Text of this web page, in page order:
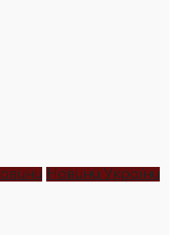
Новини України